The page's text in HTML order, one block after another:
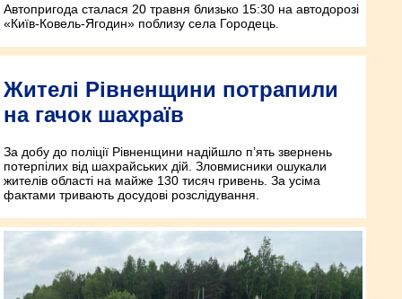
Автопригода сталася 20 травня близько 15:30 на автодорозі
«Київ-Ковель-Ягодин» поблизу села Городець.
Жителі Рівненщини потрапили
на гачок шахраїв
За добу до поліції Рівненщини надійшло п’ять звернень
потерпілих від шахрайських дій. Зловмисники ошукали
жителів області на майже 130 тисяч гривень. За усіма
фактами тривають досудові розслідування.